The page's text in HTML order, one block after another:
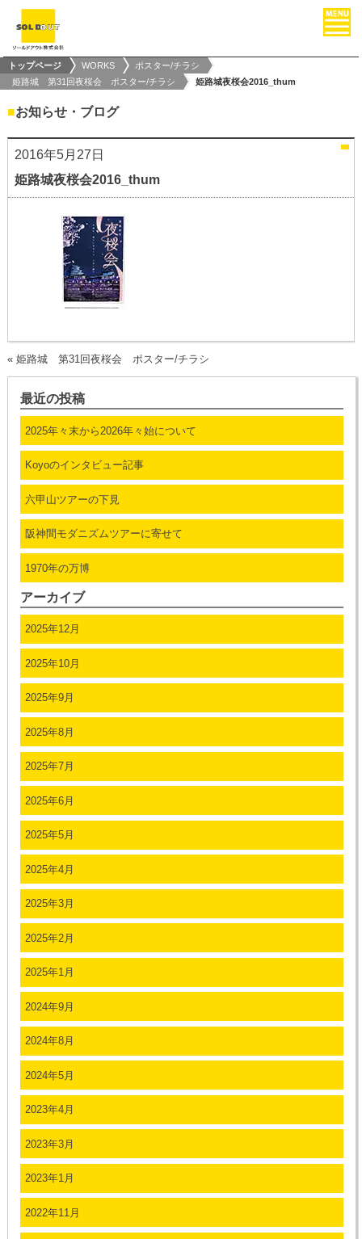
トップページ WORKS
ポスター/チラシ
姫路城 第31回夜桜会 ポスター/チラシ
姫路城夜桜会2016_thum
■お知らせ・ブログ
2016年5月27日
姫路城夜桜会2016_thum
« 姫路城 第31回夜桜会 ポスター/チラシ
最近の投稿
2025年々末から2026年々始について
Koyoのインタビュー記事
六甲山ツアーの下見
阪神間モダニズムツアーに寄せて
1970年の万博
アーカイブ
2025年12月
2025年10月
2025年9月
2025年8月
2025年7月
2025年6月
2025年5月
2025年4月
2025年3月
2025年2月
2025年1月
2024年9月
2024年8月
2024年5月
2023年4月
2023年3月
2023年1月
2022年11月